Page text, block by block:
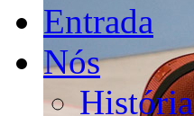
Entrada
Nós
História